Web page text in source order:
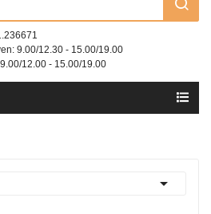
9.00/12.30 - 15.00/19.00
12.00 - 15.00/19.00
